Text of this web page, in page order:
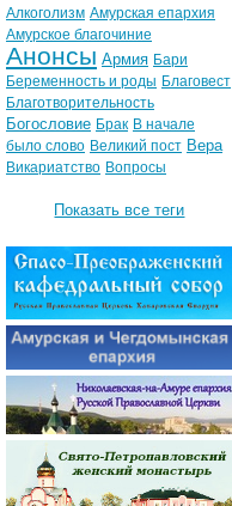
Алкоголизм Амурская епархия
Амурское благочиние
Анонсы Армия Бари
Беременность и роды Благовест
Благотворительность
Богословие Брак В начале
было слово Великий пост Вера
Викариатство Вопросы
Показать все теги